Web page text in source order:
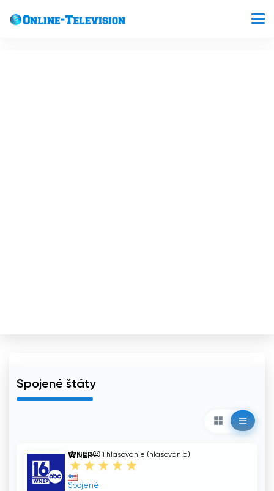
Spojené štáty
WNEP-
TV
Spojené
5 z 5 1 hlasovanie (hlasovania)